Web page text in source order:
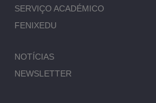
SERVIÇO ACADÉMICO
FENIXEDU
NOTÍCIAS
NEWSLETTER